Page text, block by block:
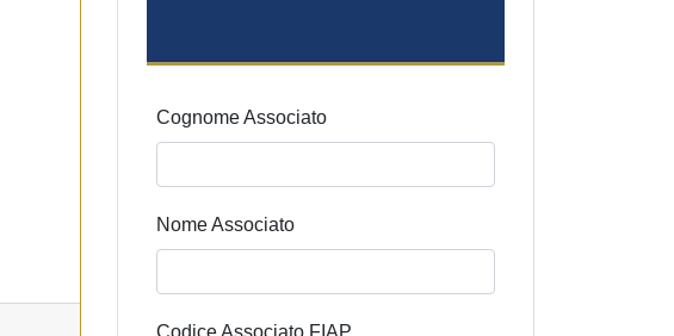
Cognome Associato
Nome Associato
Codice Associato FIAP